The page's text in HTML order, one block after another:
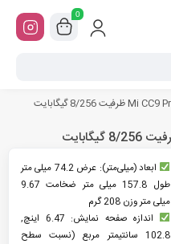
0
ابعاد (میلی‌متر): عرض 74.2 میلی متر
طول 157.8 میلی متر ضخامت 9.67
میلی متر وزن 208 گرم
اندازه صفحه نمایش: 6.47 اینچ,
102.8 سانتیمتر مربع (نسبت سطح